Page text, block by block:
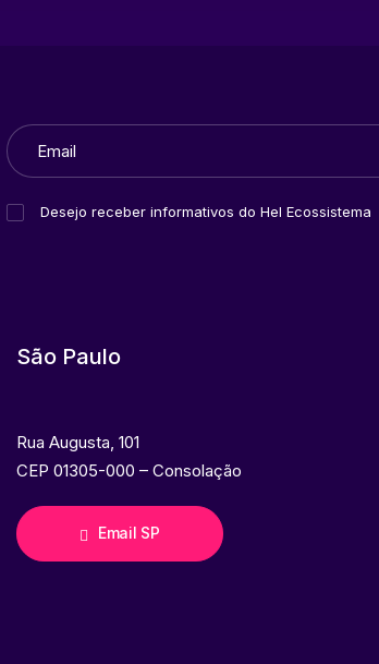
Desejo receber informativos do Hel Ecossistema
São Paulo
Rua Augusta, 101
CEP 01305-000 – Consolação
Email SP